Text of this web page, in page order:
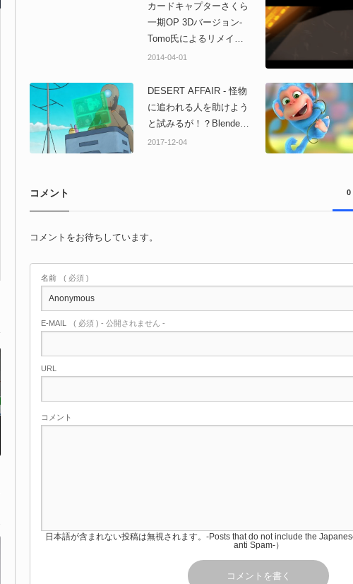
カードキャプターさくら
一期OP 3Dバージョン-
Tomo氏によるリメイ
ク！全てBlenderで制
2014-04-01
DESERT AFFAIR - 怪物
に追われる人を助けよう
と試みるが！？Blender
で作成されたショートフ
2017-12-04
コメント 0
コメントをお待ちしています。
名前 ( 必須 )
E-MAIL ( 必須 ) - 公開されません -
URL
コメント
日本語が含まれない投稿は無視されます。-Posts that do not include the
anti Spam-）